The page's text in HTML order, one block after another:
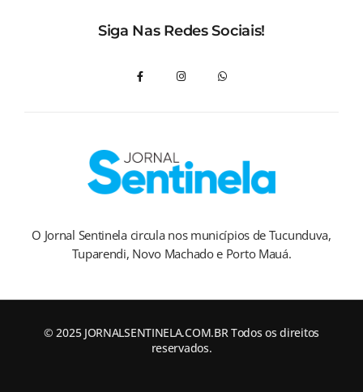
Siga Nas Redes Sociais!
O Jornal Sentinela circula nos municípios de Tucunduva,
Tuparendi, Novo Machado e Porto Mauá.
© 2025 JORNALSENTINELA.COM.BR Todos os direitos
reservados.